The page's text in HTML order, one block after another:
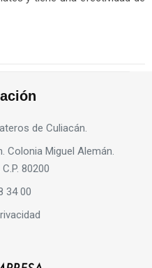
de Culiacán.
Colonia Miguel Alemán.
80200
34 00